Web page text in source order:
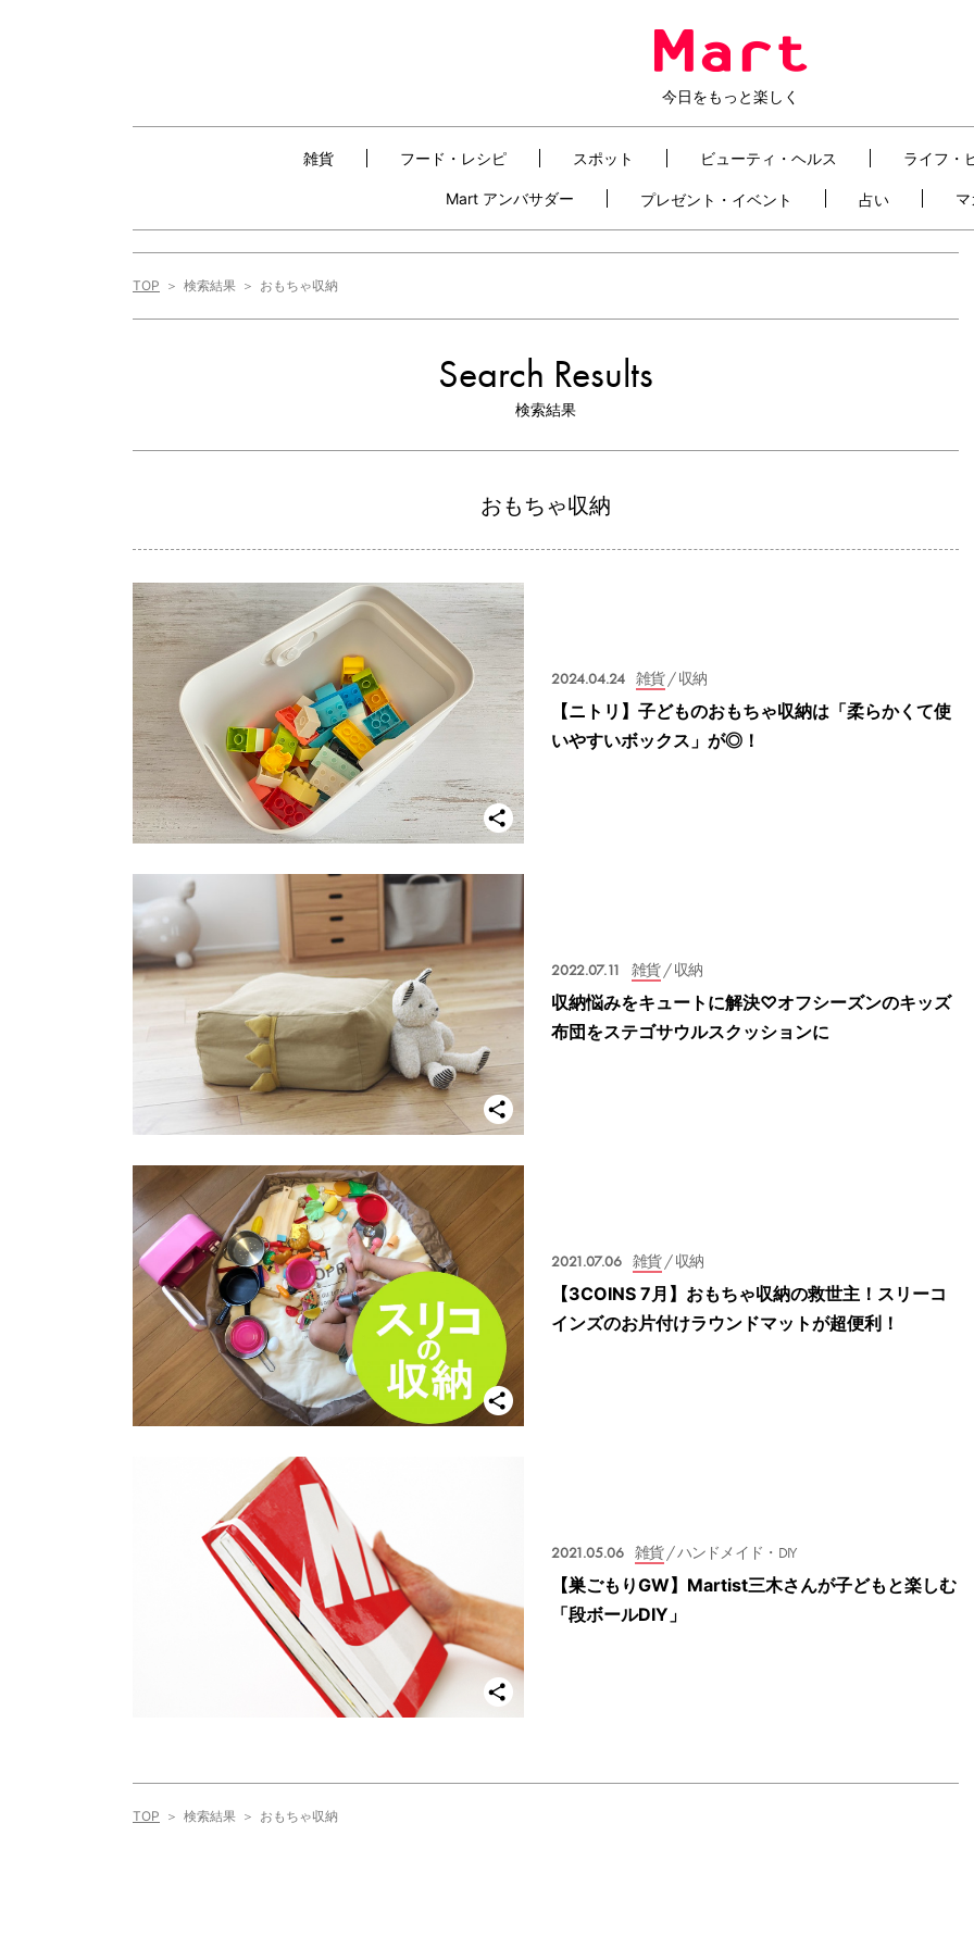
今日をもっと楽しく
雑貨 フード・レシピ スポット ビューティ・ヘルス ライフ・
Mart アンバサダー プレゼント・イベント 占い
TOP 検索結果 おもちゃ収納
Search Results
検索結果
おもちゃ収納
2024.04.24 雑貨/ 収納
【ニトリ】子どものおもちゃ収納は「柔らかくて使
いやすいボックス」が◎！
2022.07.11 雑貨/ 収納
収納悩みをキュートに解決♡オフシーズンのキッズ
布団をステゴサウルスクッションに
2021.07.06 雑貨/ 収納
【3COINS 7月】おもちゃ収納の救世主！スリーコ
インズのお片付けラウンドマットが超便利！
2021.05.06 雑貨/ ハンドメイド・DIY
【巣ごもりGW】Martist三木さんが子どもと楽しむ
「段ボールDIY」
TOP 検索結果 おもちゃ収納